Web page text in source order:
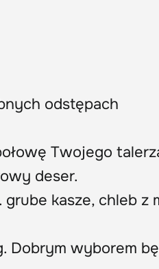
odstępach
Twojego
deser.
kasze, chleb z
Dobrym wyborem